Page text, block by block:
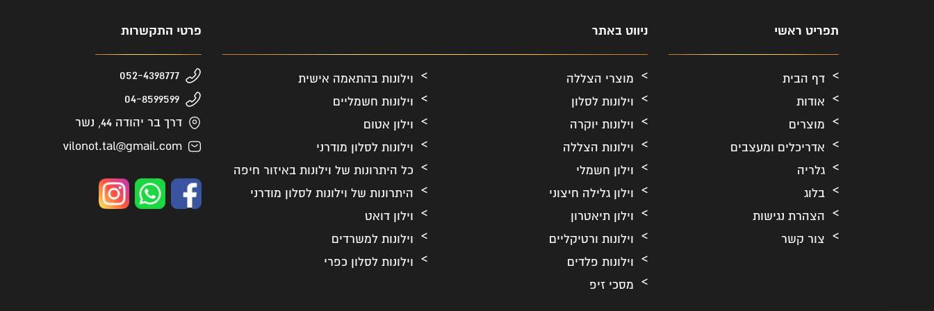
תפריט ראשי
דף הבית
אודות
מוצרים
אדריכלים ומעצבים
גלריה
בלוג
הצהרת נגישות
צור קשר
ניווט באתר
מוצרי הצללה
וילונות לסלון
וילונות יוקרה
וילונות הצללה
וילון חשמלי
וילון גלילה חיצוני
וילון תיאטרון
וילונות ורטיקליים
וילונות פלדים
מסכי זיפ
וילונות בהתאמה אישית
וילונות חשמליים
וילון אטום
וילונות לסלון מודרני
כל היתרונות של וילונות באיזור חיפה
היתרונות של וילונות לסלון מודרני
וילון דואט
וילונות למשרדים
וילונות לסלון כפרי
פרטי התקשרות
052-4398777
04-8599599
דרך בר יהודה 44, נשר
vilonot.tal@gmail.com